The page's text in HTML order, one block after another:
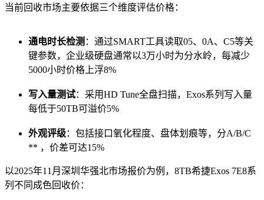
当前回收市场主要依据三个维度评估价格：
通电时长检测 ：通过SMART工具读取05、0A、C5等关
键参数，企业级硬盘通常以3万小时为分水岭，每减少
5000小时价格上浮8%
写入量测试：采用HD Tune全盘扫描，Exos系列写入量
每低于50TB可溢价5%
外观评级：包括接口氧化程度、盘体划痕等，分A/B/C
** ，价差可达15%
以2025年11月深圳华强北市场报价为例，8TB希捷Exos 7E8系
列不同成色回收价：